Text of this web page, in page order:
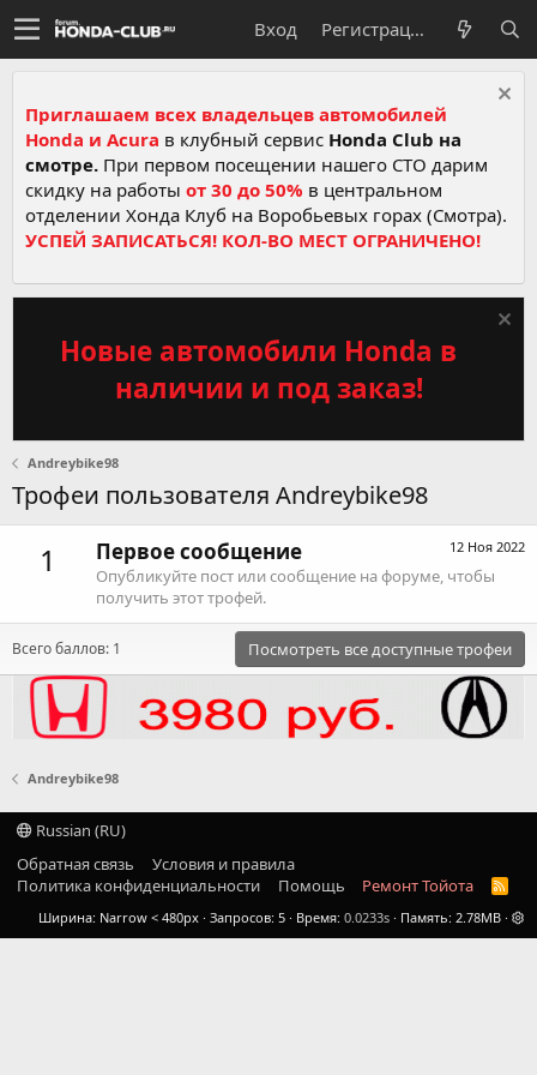
Вход Регистрация
Приглашаем всех владельцев автомобилей
Honda и Acura в клубный сервис Honda Club на
смотре. При первом посещении нашего СТО дарим
скидку на работы от 30 до 50% в центральном
отделении Хонда Клуб на Воробьевых горах (Смотра).
УСПЕЙ ЗАПИСАТЬСЯ! КОЛ-ВО МЕСТ ОГРАНИЧЕНО!
Новые автомобили Honda в
наличии и под заказ!
Andreybike98
Трофеи пользователя Andreybike98
1 12 Ноя 2022
Первое сообщение
Опубликуйте пост или сообщение на форуме, чтобы
получить этот трофей.
Всего баллов: 1 Посмотреть все доступные трофеи
Andreybike98
Russian (RU)
Обратная связь
Условия и правила
Политика конфиденциальности
Помощь Ремонт Тойота
R
S
Ширина Запросов 5 Время 0.0233s Память 2.78MB